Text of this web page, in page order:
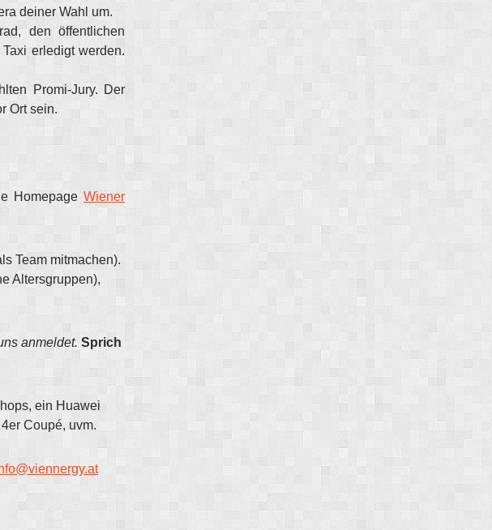
deiner Wahl um.
den öffentlichen
erledigt werden.
Promi-Jury. Der
Ort sein.
HomepageWiener
Team mitmachen).
Altersgruppen),
anmeldet. Sprich
ein Huawei
Coupé, uvm.